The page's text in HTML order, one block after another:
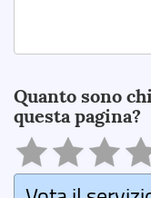
Quanto sono
questa pagina?